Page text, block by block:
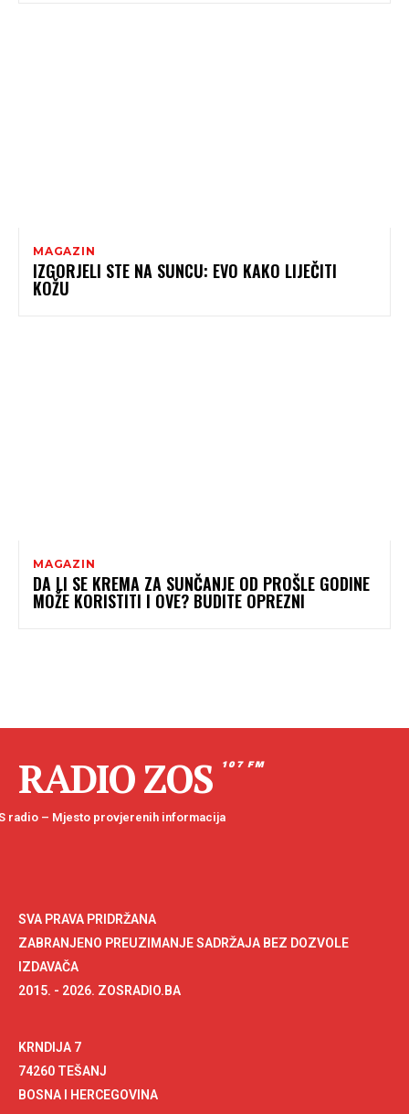
MAGAZIN
IZGORJELI STE NA SUNCU: EVO KAKO LIJEČITI
KOŽU
MAGAZIN
DA LI SE KREMA ZA SUNČANJE OD PROŠLE GODINE
MOŽE KORISTITI I OVE? BUDITE OPREZNI
RADIO ZOS 107 FM
radio – Mjesto provjerenih informacija
SVA PRAVA PRIDRŽANA
ZABRANJENO PREUZIMANJE SADRŽAJA BEZ DOZVOLE
IZDAVAČA
2015. - 2026. ZOSRADIO.BA
KRNDIJA 7
74260 TEŠANJ
BOSNA I HERCEGOVINA